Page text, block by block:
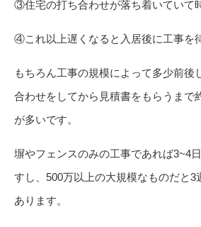
③住宅の打ち合わせが落ち着いていて
④これ以上遅くなると入居後に工事を
もちろん工事の規模によって多少前後
合わせをしてから見積書をもらうまで
が多いです。
塀やフェンスのみの工事であれば3~4
すし、500万以上の大規模なものだと3
あります。